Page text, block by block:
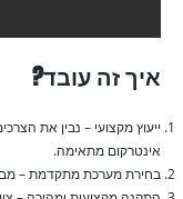
איך זה עובד?
ייעוץ מקצועי – נבין את
אינטרקום מתאימה.
בחירת מערכת מתקדמת – מבין